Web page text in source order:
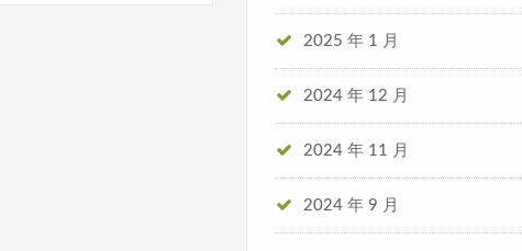
2025 年 1 月
2024 年 12 月
2024 年 11 月
2024 年 9 月